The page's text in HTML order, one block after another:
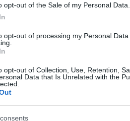
opt-out of the Sale of my Personal Data.
opt-out of processing my Personal
opt-out of Collection, Use, Retention,
Data that Is Unrelated with the